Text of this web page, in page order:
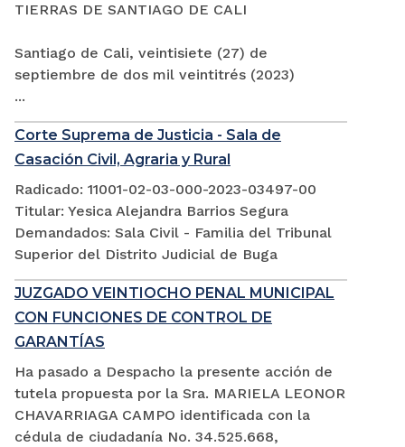
TIERRAS DE SANTIAGO DE CALI
Santiago de Cali, veintisiete (27) de
septiembre de dos mil veintitrés (2023)
...
Corte Suprema de Justicia - Sala de
Casación Civil, Agraria y Rural
Radicado: 11001-02-03-000-2023-03497-00
Titular: Yesica Alejandra Barrios Segura
Demandados: Sala Civil - Familia del Tribunal
Superior del Distrito Judicial de Buga
JUZGADO VEINTIOCHO PENAL MUNICIPAL
CON FUNCIONES DE CONTROL DE
GARANTÍAS
Ha pasado a Despacho la presente acción de
tutela propuesta por la Sra. MARIELA LEONOR
CHAVARRIAGA CAMPO identificada con la
cédula de ciudadanía No. 34.525.668,